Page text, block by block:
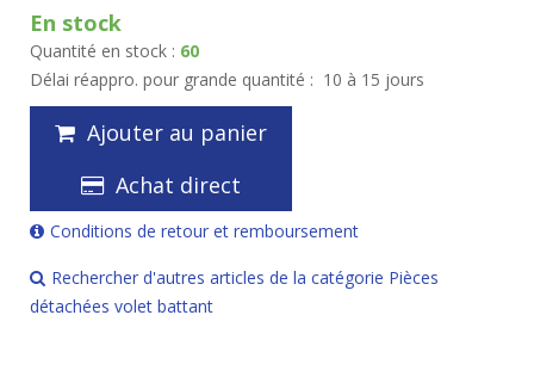
En stock
Quantité en stock : 60
Délai réappro. pour grande quantité : 10 à 15 jours
Ajouter au panier
Achat direct
Conditions de retour et remboursement
Rechercher d'autres articles de la catégorie Pièces
détachées volet battant